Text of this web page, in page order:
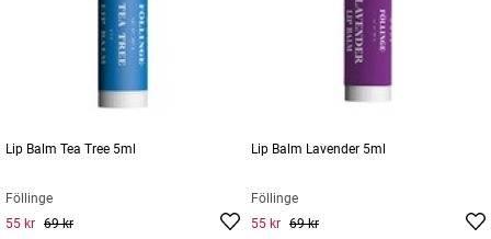
Lip Balm Tea Tree 5ml
Föllinge
Current price
55 kr 69 kr
Lip Balm Lavender 5ml
Föllinge
Current price
55 kr 69 kr